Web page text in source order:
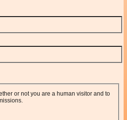
or not you are a human visitor and to